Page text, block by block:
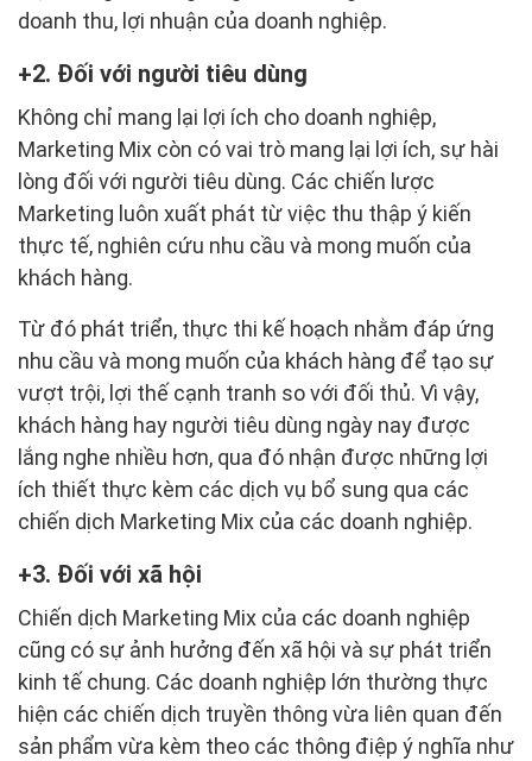
doanh thu, lợi nhuận của doanh nghiệp.
2. Đối với người tiêu dùng
Không chỉ mang lại lợi ích cho doanh nghiệp,
Marketing Mix còn có vai trò mang lại lợi ích, sự hài
lòng đối với người tiêu dùng. Các chiến lược
Marketing luôn xuất phát từ việc thu thập ý kiến
thực tế, nghiên cứu nhu cầu và mong muốn của
khách hàng.
Từ đó phát triển, thực thi kế hoạch nhằm đáp ứng
nhu cầu và mong muốn của khách hàng để tạo sự
vượt trội, lợi thế cạnh tranh so với đối thủ. Vì vậy,
khách hàng hay người tiêu dùng ngày nay được
lắng nghe nhiều hơn, qua đó nhận được những lợi
ích thiết thực kèm các dịch vụ bổ sung qua các
chiến dịch Marketing Mix của các doanh nghiệp.
3. Đối với xã hội
Chiến dịch Marketing Mix của các doanh nghiệp
cũng có sự ảnh hưởng đến xã hội và sự phát triển
kinh tế chung. Các doanh nghiệp lớn thường thực
hiện các chiến dịch truyền thông vừa liên quan đến
sản phẩm vừa kèm theo các thông điệp ý nghĩa như